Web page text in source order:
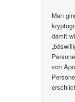
Man
damit
von